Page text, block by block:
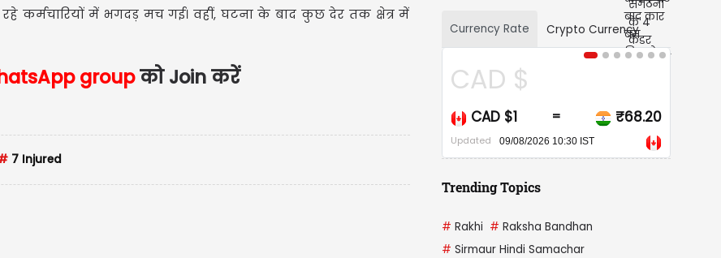
कर्मचारियों में भगदड़ मच गई। वहीं, घटना के बाद कुछ देर तक क्षेत्र में
groupको Join करें
7 Injured
Currency Rate Crypto Currency
₹68.20
09/08/2026 10:30 IST
USD $1 =
Updated 09/08/2026 10:30 IST
Trending Topics
# Rakhi # Raksha Bandhan
# Sirmaur Hindi Samachar